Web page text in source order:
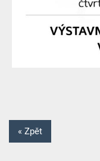
« Zpět